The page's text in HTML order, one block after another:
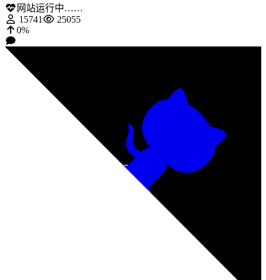
网站运行中……
15741
25055
0%